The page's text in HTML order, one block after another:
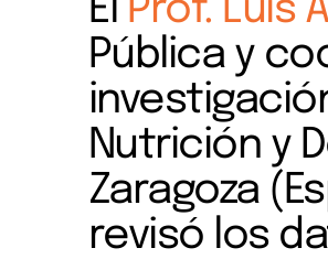
El Prof. Luis
Pública y
Nutrición y
Zaragoza
revisó los